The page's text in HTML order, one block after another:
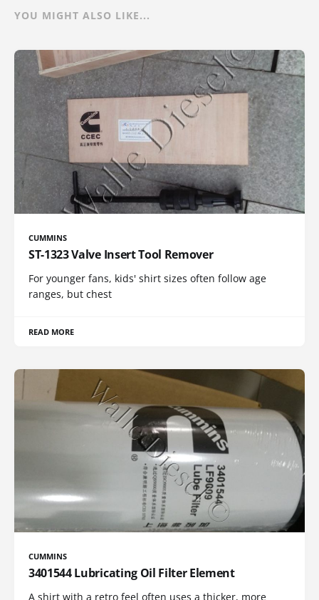
YOU MIGHT ALSO LIKE...
CUMMINS
ST-1323 Valve Insert Tool Remover
For younger fans, kids' shirt sizes often follow age
ranges, but chest
READ MORE
CUMMINS
3401544 Lubricating Oil Filter Element
A shirt with a retro feel often uses a thicker, more